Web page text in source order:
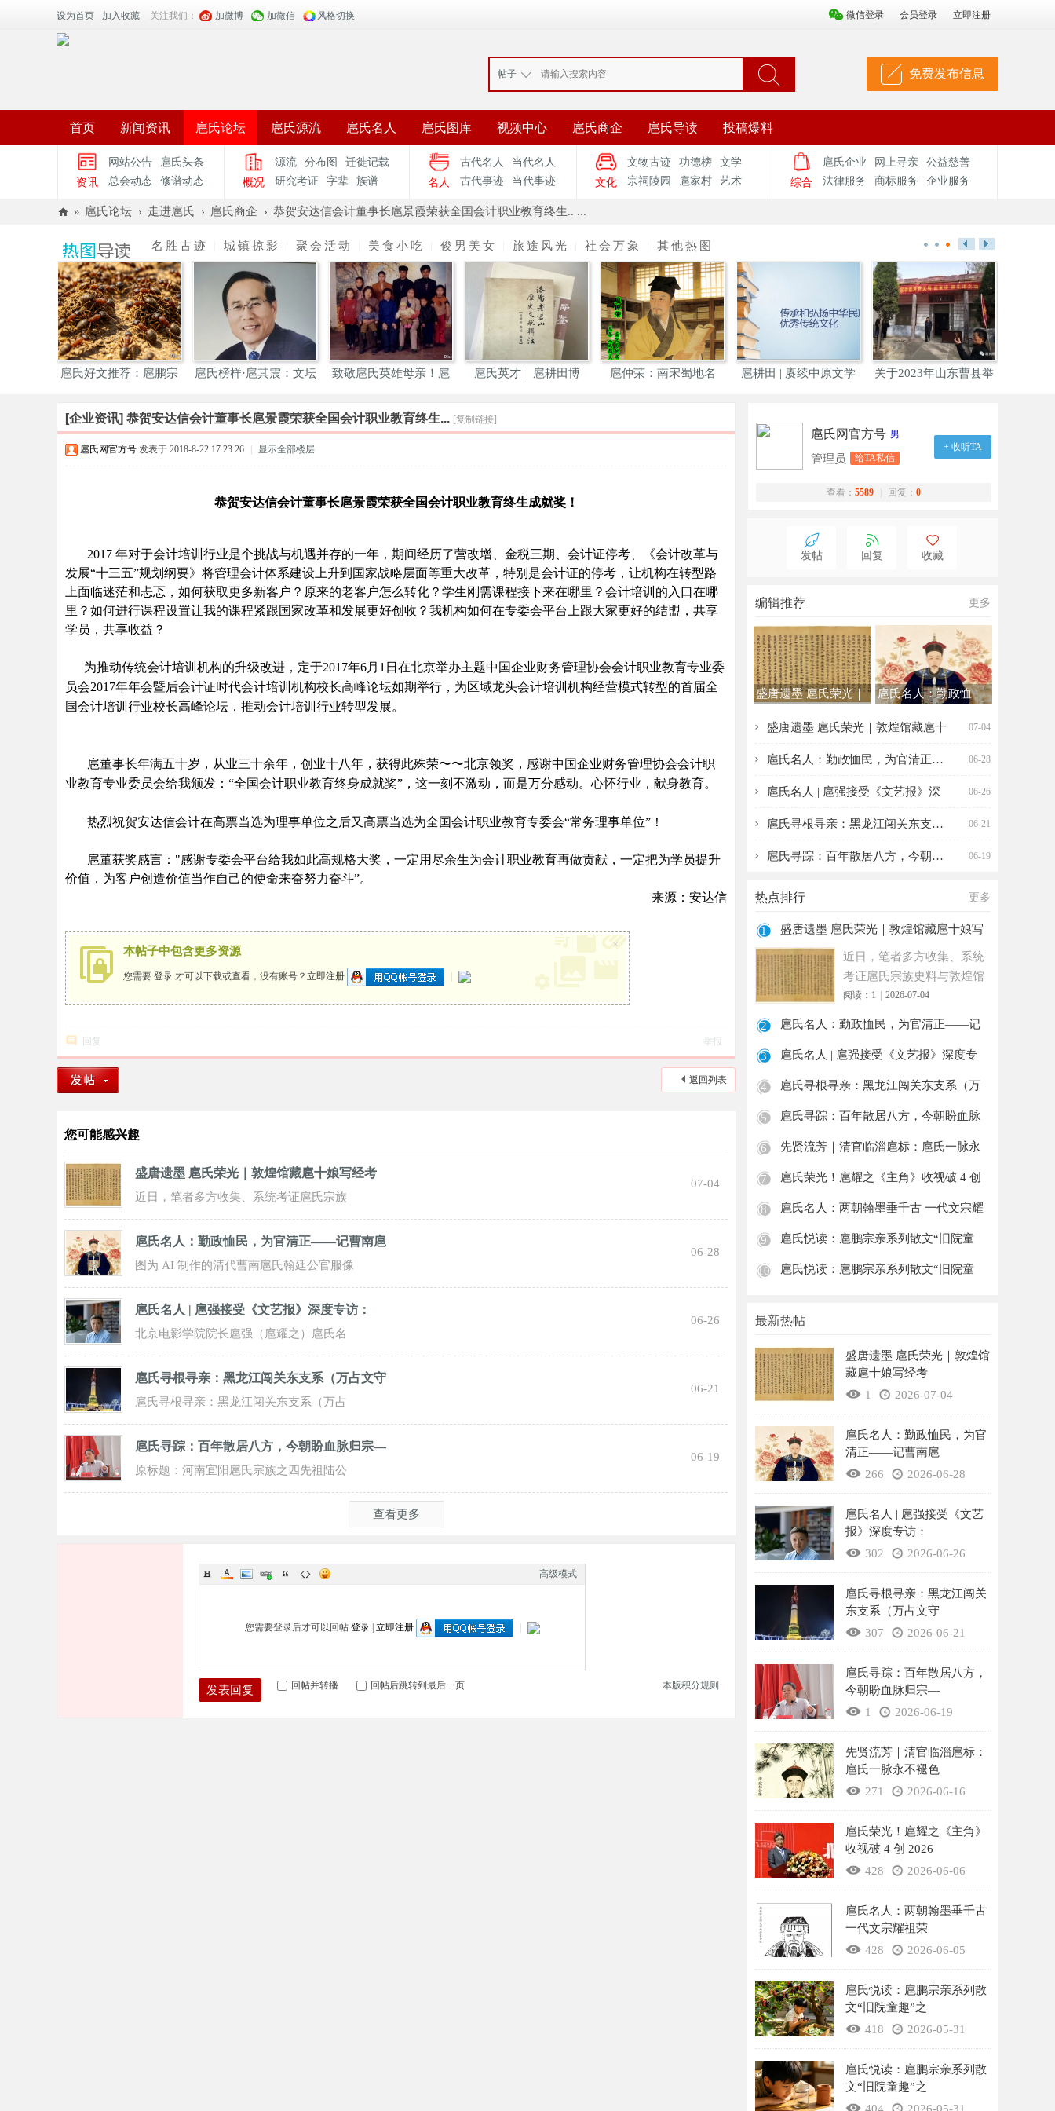
微信登录 会员登录 立即注册
设为首页 加入收藏 关注我们： 加微博 加微信 风格切换
帖子 免费发布信息
首页 新闻资讯 扈氏论坛 扈氏源流 扈氏名人 扈氏图库 视频中心 扈氏商企 扈氏导读 投稿爆料
资讯
网站公告
扈氏头条
总会动态
修谱动态 概况
源流 分布图
迁徙记载
研究考证
字辈 族谱 名人
古代名人
当代名人
古代事迹
当代事迹 文化
文物古迹 功德榜
文学
宗祠陵园
扈家村 艺术 综合
扈氏企业 网上寻亲
公益慈善
法律服务
商标服务 企业服务
氏
官
网
_
中
华
氏
网
_
天
氏
人
上
» 扈氏论坛 › 走进扈氏 › 扈氏商企 › 恭贺安达信会计董事长扈景霞荣获全国会计职业教育终生.. ...
名胜古迹 城镇掠影 聚会活动 美食小吃 俊男美女 旅途风光 社会万象 其他热图
扈氏好文推荐：扈鹏宗
扈氏榜样·扈其震：文坛
致敬扈氏英雄母亲！扈
扈氏英才｜扈耕田博
扈仲荣：南宋蜀地名
扈耕田 | 赓续中原文学
关于2023年山东曹县举
[企业资讯] 恭贺安达信会计董事长扈景霞荣获全国会计职业教育终生... [复制链接]
扈氏网官方号 发表于 2018-8-22 17:23:26 显示全部楼层
恭贺安达信会计董事长扈景霞荣获全国会计职业教育终生成就奖！
2017 年对于会计培训行业是个挑战与机遇并存的一年，期间经历了营改增、金税三期、会计证停考、《会计改革与
发展“十三五”规划纲要》将管理会计体系建设上升到国家战略层面等重大改革，特别是会计证的停考，让机构在转型路
上面临迷茫和忐忑，如何获取更多新客户？原来的老客户怎么转化？学生刚需课程接下来在哪里？会计培训的入口在哪
里？如何进行课程设置让我的课程紧跟国家改革和发展更好创收？我机构如何在专委会平台上跟大家更好的结盟，共享
学员，共享收益？
为推动传统会计培训机构的升级改进，定于2017年6月1日在北京举办主题中国企业财务管理协会会计职业教育专业委
员会2017年年会暨后会计证时代会计培训机构校长高峰论坛如期举行，为区域龙头会计培训机构经营模式转型的首届全
国会计培训行业校长高峰论坛，推动会计培训行业转型发展。
扈董事长年满五十岁，从业三十余年，创业十八年，获得此殊荣〜〜北京领奖，感谢中国企业财务管理协会会计职
业教育专业委员会给我颁发：“全国会计职业教育终身成就奖”，这一刻不激动，而是万分感动。心怀行业，献身教育。
热烈祝贺安达信会计在高票当选为理事单位之后又高票当选为全国会计职业教育专委会“常务理事单位”！
扈董获奖感言："感谢专委会平台给我如此高规格大奖，一定用尽余生为会计职业教育再做贡献，一定把为学员提升
价值，为客户创造价值当作自己的使命来奋努力奋斗”。
来源：安达信
本帖子中包含更多资源
您需要 登录 才可以下载或查看，没有账号？ 立即注册 |
×
回复 举报
返回列表
您可能感兴趣
盛唐遗墨 扈氏荣光｜敦煌馆藏扈十娘写经考
近日，笔者多方收集、系统考证扈氏宗族
史料与敦煌馆藏文物资料发现，唐天宝年
间扈十
07-04
扈氏名人：勤政恤民，为官清正——记曹南扈
图为 AI 制作的清代曹南扈氏翰廷公官服像
像中白鹇补子合清代五品文官之制，环以
牡丹
06-28
扈氏名人 | 扈强接受《文艺报》深度专访：
北京电影学院院长扈强（扈耀之）扈氏名
人 | 扈强接受《文艺报》深度专访：深耕
影视
06-26
扈氏寻根寻亲：黑龙江闯关东支系（万占文守
扈氏寻根寻亲：黑龙江闯关东支系（万占
文守永）寻族谱续辈分启事各位扈氏宗
亲、家人
06-21
扈氏寻踪：百年散居八方，今朝盼血脉归宗—
原标题：河南宜阳扈氏宗族之四先祖陆公
后裔族谱考公讳铎（推测为明末清初时
06-19
查看更多
高级模式
您需要登录后才可以回帖 登录| 立即注册
本版积分规则
发表回复 回帖并转播 回帖后跳转到最后一页
扈氏网官方号 男
管理员 给TA私信
+ 收听TA
查看： 5589 回复： 0
发帖 回复 收藏
编辑推荐 更多
盛唐遗墨 扈氏荣光｜
考
扈氏名人：勤政恤
曹南扈
盛唐遗墨 扈氏荣光｜敦煌馆藏扈十 07-04
扈氏名人：勤政恤民，为官清正—— 06-28
扈氏名人 | 扈强接受《文艺报》深 06-26
扈氏寻根寻亲：黑龙江闯关东支系（ 06-21
扈氏寻踪：百年散居八方，今朝盼血 06-19
热点排行 更多
1
盛唐遗墨 扈氏荣光｜敦煌馆藏扈十娘写
经考
近日，笔者多方收集、系统
考证扈氏宗族史料与敦煌馆
藏文物资料发现，唐天宝年
间扈十
阅读：1 2026-07-04
2
扈氏名人：勤政恤民，为官清正——记
3
扈氏名人 | 扈强接受《文艺报》深度专
4
扈氏寻根寻亲：黑龙江闯关东支系（万
5
扈氏寻踪：百年散居八方，今朝盼血脉
6
先贤流芳｜清官临淄扈标：扈氏一脉永
7
扈氏荣光！扈耀之《主角》收视破 4 创
8
扈氏名人：两朝翰墨垂千古 一代文宗耀
9
扈氏悦读：扈鹏宗亲系列散文“旧院童
10
扈氏悦读：扈鹏宗亲系列散文“旧院童
最新热帖
盛唐遗墨 扈氏荣光｜敦煌馆
藏扈十娘写经考
1
2026-07-04
扈氏名人：勤政恤民，为官
清正——记曹南扈
266
2026-06-28
扈氏名人 | 扈强接受《文艺
报》深度专访：
302
2026-06-26
扈氏寻根寻亲：黑龙江闯关
东支系（万占文守
307
2026-06-21
扈氏寻踪：百年散居八方，
今朝盼血脉归宗—
1
2026-06-19
先贤流芳｜清官临淄扈标：
扈氏一脉永不褪色
271
2026-06-16
扈氏荣光！扈耀之《主角》
收视破 4 创 2026
428
2026-06-06
扈氏名人：两朝翰墨垂千古
一代文宗耀祖荣
428
2026-06-05
扈氏悦读：扈鹏宗亲系列散
文“旧院童趣”之
418
2026-05-31
扈氏悦读：扈鹏宗亲系列散
文“旧院童趣”之